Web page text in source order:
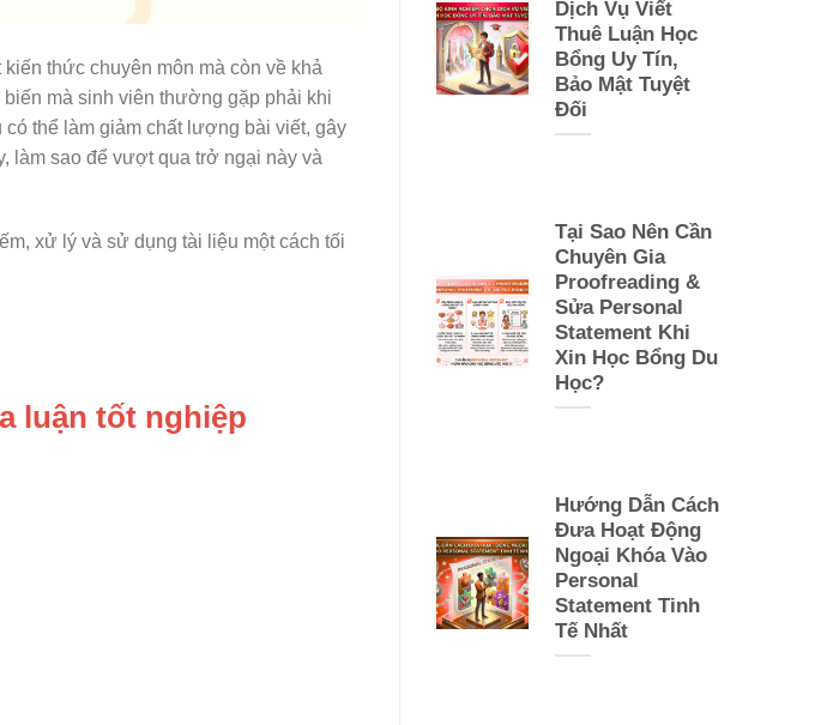
thức chuyên môn mà còn về khả
mà sinh viên thường gặp phải khi
thể làm giảm chất lượng bài viết, gây
làm sao để vượt qua trở ngại này và
xử lý và sử dụng tài liệu một cách tối
luận tốt nghiệp
Dịch Vụ Viết
Thuê Luận Học
Bổng Uy Tín,
Bảo Mật Tuyệt
Đối
Tại Sao Nên Cần
Chuyên Gia
Proofreading &
Sửa Personal
Statement Khi
Xin Học Bổng Du
Học?
Hướng Dẫn Cách
Đưa Hoạt Động
Ngoại Khóa Vào
Personal
Statement Tinh
Tế Nhất